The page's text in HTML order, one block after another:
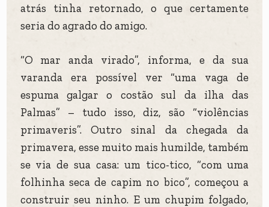
atrás tinha retornado, o que certamente
seria do agrado do amigo.
“O mar anda virado”, informa, e da sua
varanda era possível ver “uma vaga de
espuma galgar o costão sul da ilha das
Palmas” – tudo isso, diz, são “violências
primaveris”. Outro sinal da chegada da
primavera, esse muito mais humilde, também
se via de sua casa: um tico-tico, “com uma
folhinha seca de capim no bico”, começou a
construir seu ninho. E um chupim folgado,